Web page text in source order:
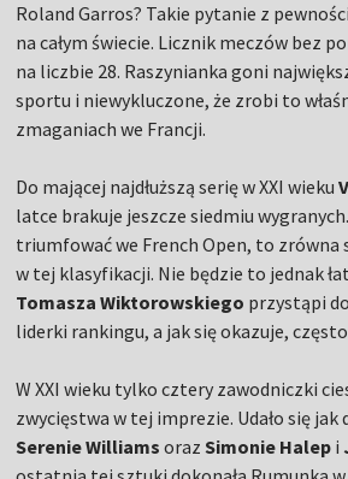
Roland Garros? Takie pytanie z
na całym świecie. Licznik meczów bez
na liczbie 28. Raszynianka goni
sportu i niewykluczone, że zrobi to
zmaganiach we Francji.
Do mającej najdłuższą serię w XXI wieku
latce brakuje jeszcze siedmiu
triumfować we French Open, to zrówna
w tej klasyfikacji. Nie będzie to jednak
Tomasza Wiktorowskiego przystąpi
liderki rankingu, a jak się okazuje,
W XXI wieku tylko cztery zawodniczki
zwycięstwa w tej imprezie. Udało się
Serenie Williams orazSimonie Halep i